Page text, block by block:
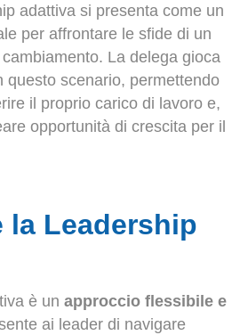
adattiva si presenta come un
per affrontare le sfide di un
La delega gioca
questo scenario, permettendo
il proprio carico di lavoro e,
opportunità di crescita per il
la Leadership
è un approccio flessibile e
ai leader di navigare